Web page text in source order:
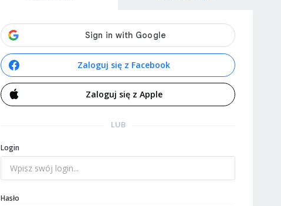
Zaloguj się z Facebook
Zaloguj się z Apple
LUB
Login
Hasło